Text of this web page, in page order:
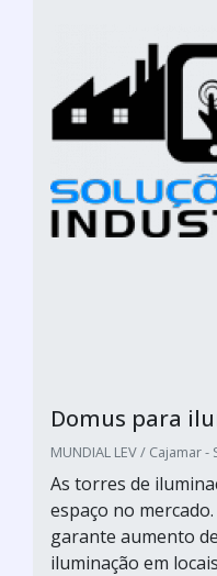
Domus para
MUNDIAL LEV / Cajamar -
As torres de
espaço no
garante aumento
iluminação em